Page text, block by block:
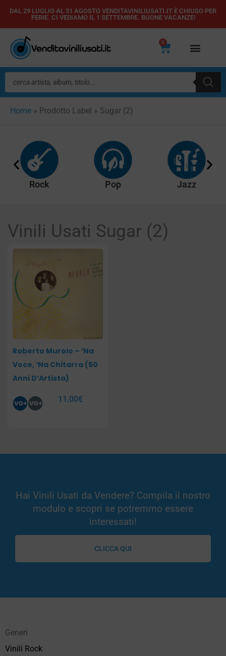
Vai
contenuto
DAL 29 LUGLIO AL 31 AGOSTO VENDITAVINILIUSATI.IT È CHIUSO PER
FERIE. CI VEDIAMO IL 1 SETTEMBRE. BUONE VACANZE!
0
Carrello
Ricerca
prodotti
Home » Prodotto Label » Sugar (2)
Rock Pop Jazz
Vinili Usati Sugar (2)
Roberto Murolo – ‘Na
Voce, ‘Na Chitarra (50
Anni D’Artista)
11,00€
Hai Vinili Usati da Vendere? Compila il nostro
modulo e scopri se potremmo essere
interessati!
CLICCA QUI
Generi
Vinili Rock